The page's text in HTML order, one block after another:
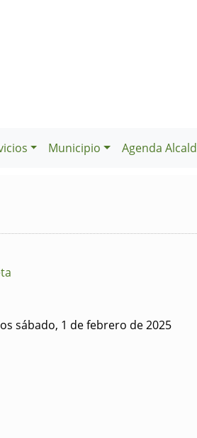
Municipio Agenda
sábado, 1 de febrero de 2025